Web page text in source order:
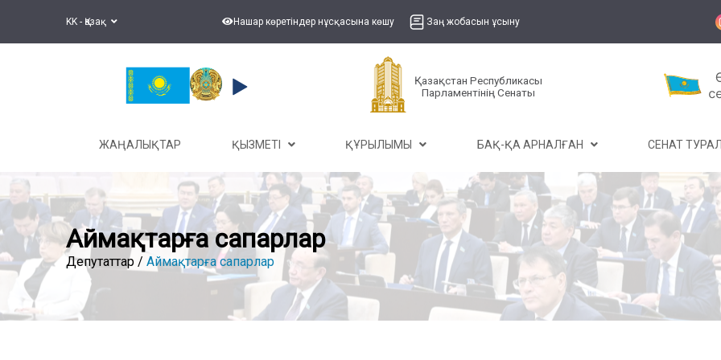
KK - Қазақ Нашар көретіндер нұсқасына көшу Заң жобасын ұсыну
Қазақстан Республикасы
Парламентінің Сенаты
ЖАҢАЛЫҚТАР ҚЫЗМЕТІ ҚҰРЫЛЫМЫ БАҚ-ҚА АРНАЛҒАН СЕНАТ
Аймақтарға сапарлар
Депутаттар / Аймақтарға сапарлар